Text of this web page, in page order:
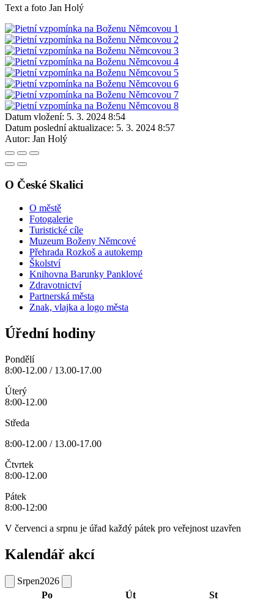
Text a foto Jan Holý
Datum vložení: 5. 3. 2024 8:54
Datum poslední aktualizace: 5. 3. 2024 8:57
Autor: Jan Holý
O České Skalici
O městě
Fotogalerie
Turistické cíle
Muzeum Boženy Němcové
Přehrada Rozkoš a autokemp
Školství
Knihovna Barunky Panklové
Zdravotnictví
Partnerská města
Znak, vlajka a logo města
Úřední hodiny
Pondělí
8:00-12.00 / 13.00-17.00
Úterý
8:00-12.00
Středa
8:00-12.00 / 13.00-17.00
Čtvrtek
8:00-12.00
Pátek
8:00-12:00
V červenci a srpnu je úřad každý pátek pro veřejnost uzavřen
Kalendář akcí
Srpen2026
Po
Út
St